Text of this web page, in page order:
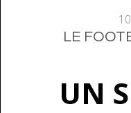
LE
UN